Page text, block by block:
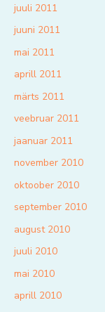
juuli 2011
juuni 2011
mai 2011
aprill 2011
märts 2011
veebruar 2011
jaanuar 2011
november 2010
oktoober 2010
september 2010
august 2010
juuli 2010
mai 2010
aprill 2010